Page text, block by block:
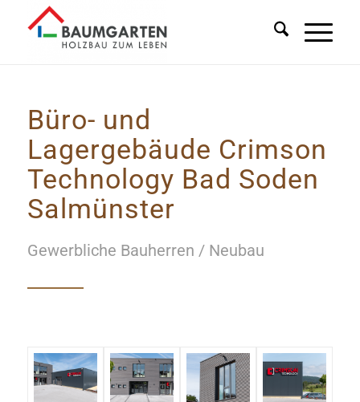
Büro- und
Lagergebäude Crimson
Technology Bad Soden
Salmünster
Gewerbliche Bauherren / Neubau